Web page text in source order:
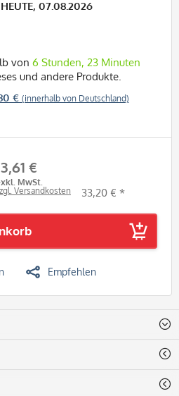
HEUTE, 07.08.2026
von 6 Stunden, 23 Minuten
und andere Produkte.
€ (innerhalb von Deutschland)
€
MwSt.
Versandkosten
33,20 € *
Empfehlen